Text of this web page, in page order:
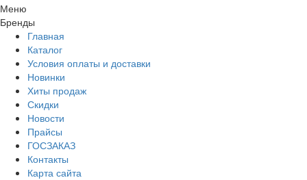
Меню
Бренды
Главная
Каталог
Условия оплаты и доставки
Новинки
Хиты продаж
Скидки
Новости
Прайсы
ГОСЗАКАЗ
Контакты
Карта сайта